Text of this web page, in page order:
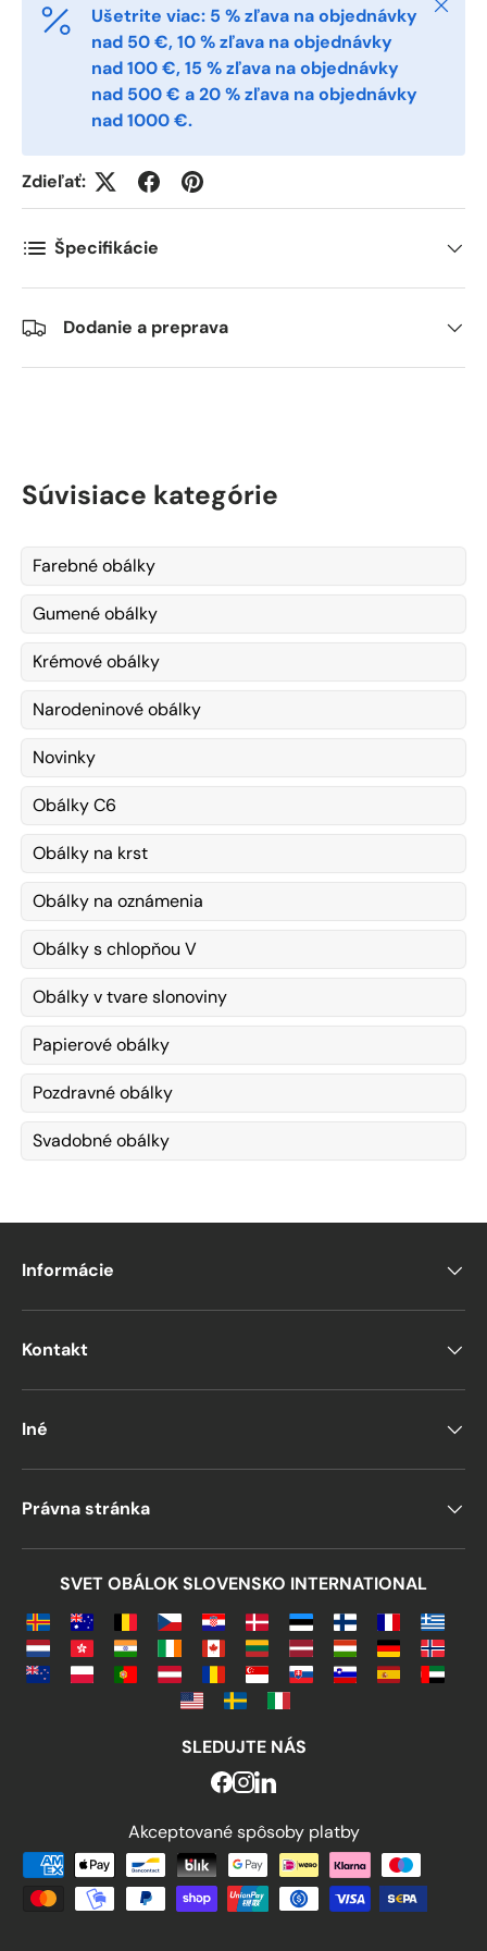
Telefon
Postnummer *
Antall *
Ušetrite viac: 5 % zľava na objednávky
nad 50 €, 10 % zľava na objednávky
nad 100 €, 15 % zľava na objednávky
nad 500 € a 20 % zľava na objednávky
nad 1000 €.
Zdieľať:
Špecifikácie
Dodanie a preprava
Súvisiace kategórie
Farebné obálky
Gumené obálky
Krémové obálky
Narodeninové obálky
Novinky
Obálky C6
Obálky na krst
Obálky na oznámenia
Obálky s chlopňou V
Obálky v tvare slonoviny
Papierové obálky
Pozdravné obálky
Svadobné obálky
Informácie
Kontakt
Iné
Právna stránka
SVET OBÁLOK SLOVENSKO INTERNATIONAL
SLEDUJTE NÁS
Akceptované spôsoby platby
Akceptované spôsoby platby